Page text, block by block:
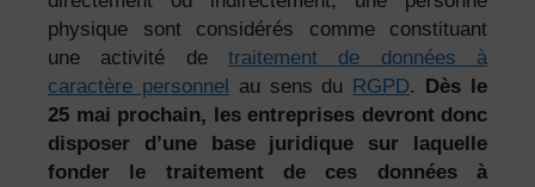
physique sont considérés comme constituant
une activité de traitement de données à
caractère personnel au sens du RGPD. Dès le
25 mai prochain, les entreprises devront donc
disposer d’une base juridique sur laquelle
fonder le traitement de ces données à